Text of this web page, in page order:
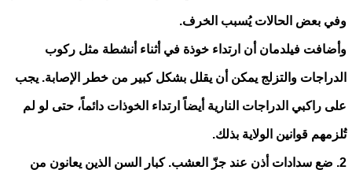
وفي بعض الحالات يُسبب الخرف.
وأضافت فيلدمان أن ارتداء خوذة في أثناء أنشطة مثل ركوب
الدراجات والتزلج يمكن أن يقلل بشكل كبير من خطر الإصابة. يجب
على راكبي الدراجات النارية أيضاً ارتداء الخوذات دائماً، حتى لو لم
تُلزمهم قوانين الولاية بذلك.
2. ضع سدادات أذن عند جزّ العشب. كبار السن الذين يعانون من